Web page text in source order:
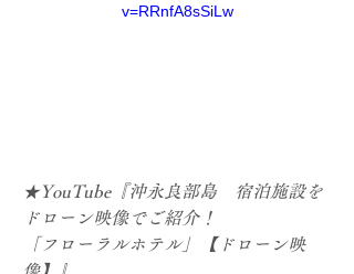
v=RRnfA8sSiLw
★YouTube『沖永良部島　宿泊施設を
ドローン映像でご紹介！
「フローラルホテル」【ドローン映